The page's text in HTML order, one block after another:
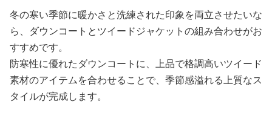
冬の寒い季節に暖かさと洗練された印象を両立させたいな
ら、ダウンコートとツイードジャケットの組み合わせがお
すすめです。
防寒性に優れたダウンコートに、上品で格調高いツイード
素材のアイテムを合わせることで、季節感溢れる上質なス
タイルが完成します。